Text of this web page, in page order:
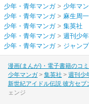
少年・青年マンガ> 少年マ
少年・青年マンガ> 麻生周一
少年・青年マンガ> 集英社
少年・青年マンガ> 週刊少
少年・青年マンガ> ジャン
漫画(まんが)・電子書籍のコ
少年マンガ
集英社 週刊少
新世紀アイドル伝説 彼方セブ
ェンジ